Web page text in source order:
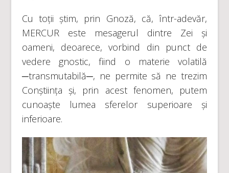
Cu toții știm, prin Gnoză, că, într-adevăr,
MERCUR este mesagerul dintre Zei și
oameni, deoarece, vorbind din punct de
vedere gnostic, fiind o materie volatilă
─transmutabilă─, ne permite să ne trezim
Conștiința și, prin acest fenomen, putem
cunoaște lumea sferelor superioare și
inferioare.